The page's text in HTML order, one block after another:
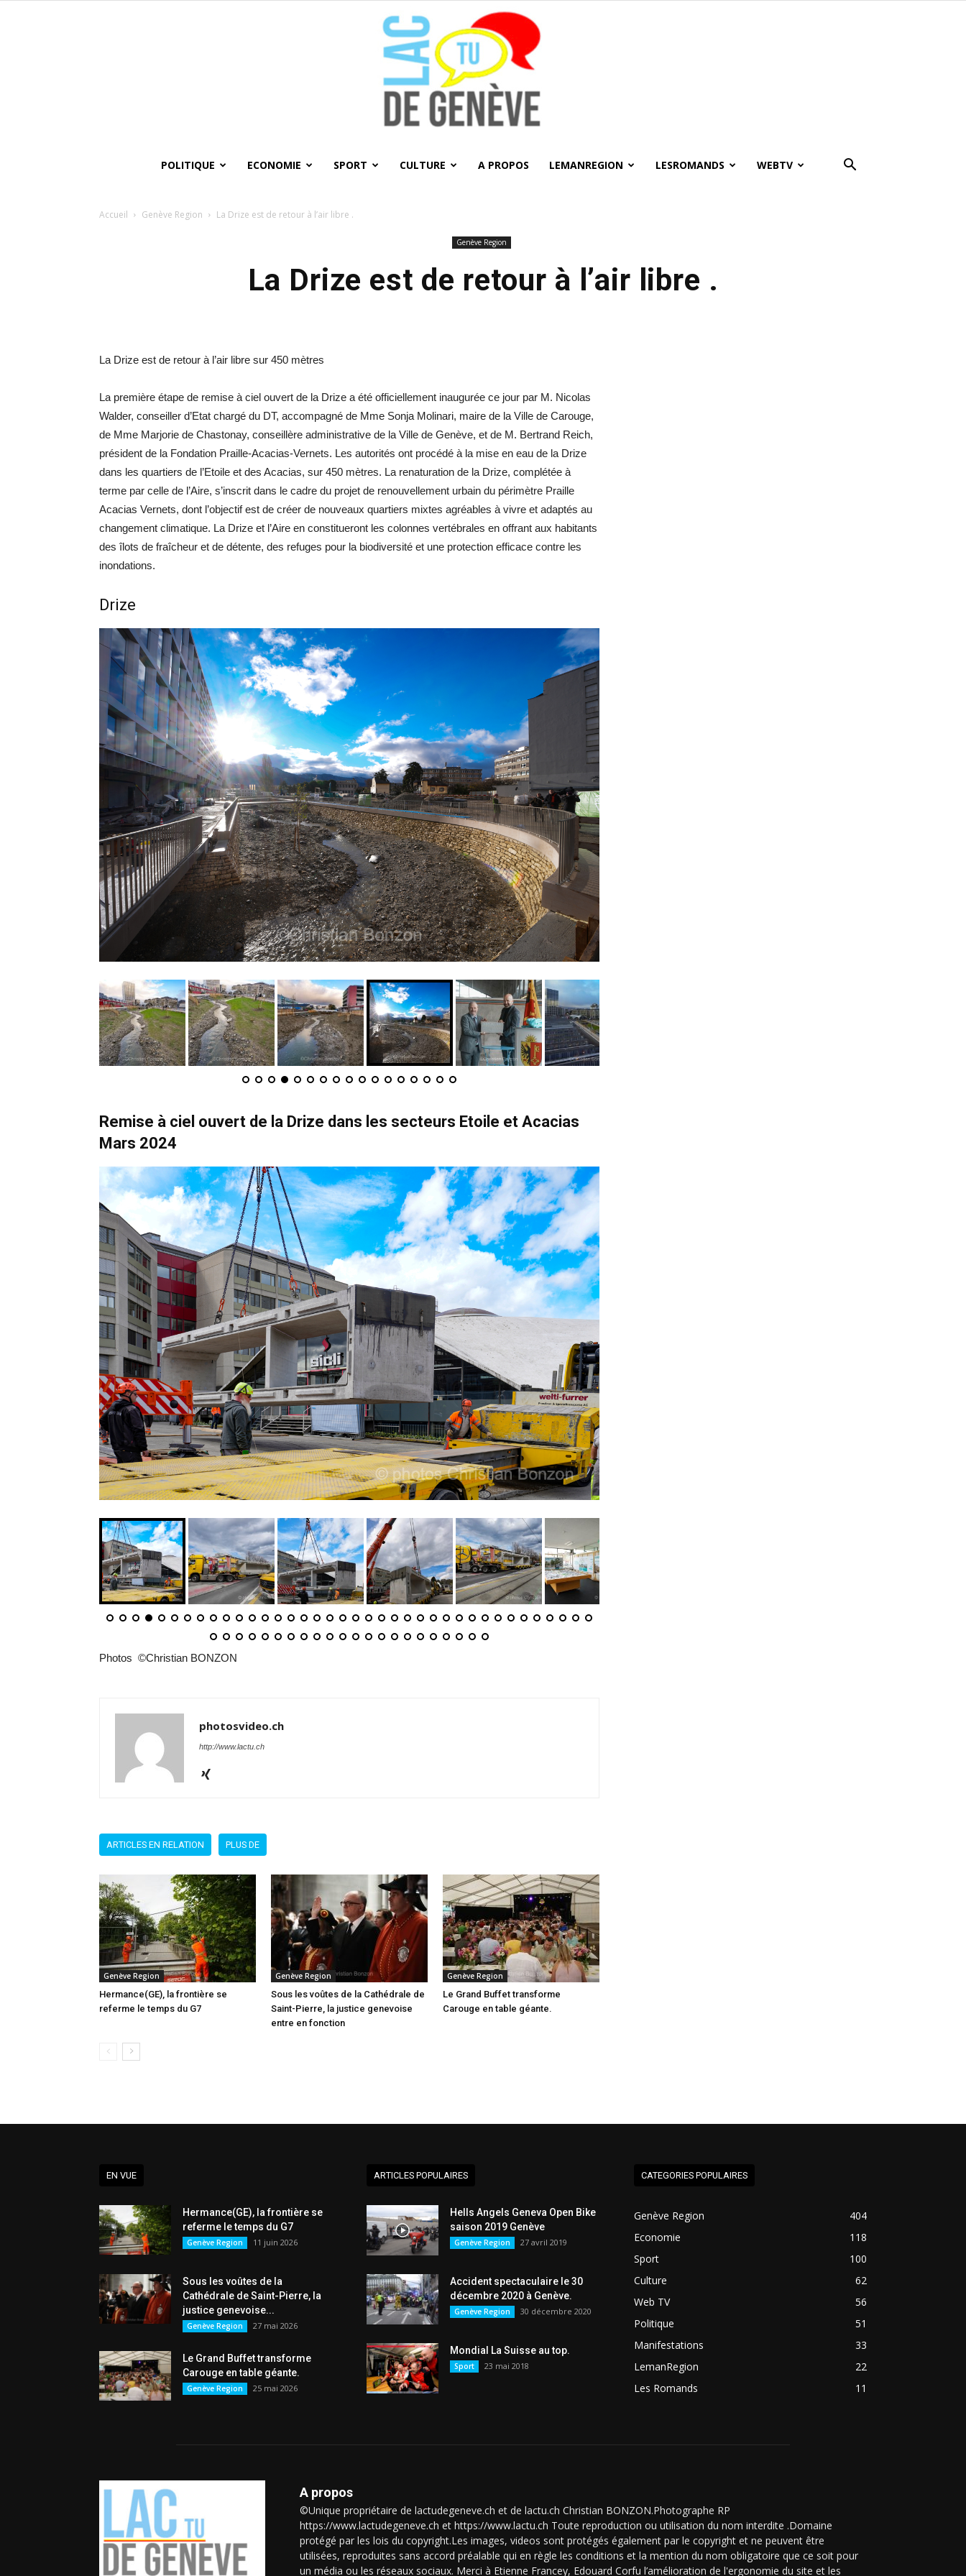
POLITIQUE ECONOMIE SPORT CULTURE A PROPOS LEMANREGION LESROMANDS WEBTV
Accueil Genève Region La Drize est de retour à l’air libre .
Genève Region
La Drize est de retour à l’air libre .
La Drize est de retour à l’air libre sur 450 mètres
La première étape de remise à ciel ouvert de la Drize a été officiellement inaugurée ce jour par M. Nicolas
Walder, conseiller d’Etat chargé du DT, accompagné de Mme Sonja Molinari, maire de la Ville de Carouge,
de Mme Marjorie de Chastonay, conseillère administrative de la Ville de Genève, et de M. Bertrand Reich,
président de la Fondation Praille-Acacias-Vernets. Les autorités ont procédé à la mise en eau de la Drize
dans les quartiers de l’Etoile et des Acacias, sur 450 mètres. La renaturation de la Drize, complétée à
terme par celle de l’Aire, s’inscrit dans le cadre du projet de renouvellement urbain du périmètre Praille
Acacias Vernets, dont l’objectif est de créer de nouveaux quartiers mixtes agréables à vivre et adaptés au
changement climatique. La Drize et l’Aire en constitueront les colonnes vertébrales en offrant aux habitants
des îlots de fraîcheur et de détente, des refuges pour la biodiversité et une protection efficace contre les
inondations.
Drize
Remise à ciel ouvert de la Drize dans les secteurs Etoile et Acacias
Mars 2024
Photos ©Christian BONZON
photosvideo.ch
http://www.lactu.ch
ARTICLES EN RELATION PLUS DE
Genève Region
Hermance(GE), la frontière se
referme le temps du G7
Genève Region
Sous les voûtes de la Cathédrale de
Saint-Pierre, la justice genevoise
entre en fonction
Genève Region
Le Grand Buffet transforme
Carouge en table géante.
EN VUE
Hermance(GE), la frontière se
referme le temps du G7
Genève Region 11 juin 2026
Sous les voûtes de la
Cathédrale de Saint-Pierre, la
justice genevoise...
Genève Region 27 mai 2026
Le Grand Buffet transforme
Carouge en table géante.
Genève Region 25 mai 2026
ARTICLES POPULAIRES
Hells Angels Geneva Open Bike
saison 2019 Genève
Genève Region 27 avril 2019
Accident spectaculaire le 30
décembre 2020 à Genève.
Genève Region 30 décembre 2020
Mondial La Suisse au top.
Sport 23 mai 2018
CATEGORIES POPULAIRES
Genève Region
404
Economie
118
Sport
100
Culture
62
Web TV
56
Politique
51
Manifestations
33
LemanRegion
22
Les Romands
11
A propos
©Unique propriétaire de lactudegeneve.ch et de lactu.ch Christian BONZON.Photographe RP
https://www.lactudegeneve.ch et https://www.lactu.ch Toute reproduction ou utilisation du nom interdite .Domaine
protégé par les lois du copyright.Les images, videos sont protégés également par le copyright et ne peuvent être
utilisées, reproduites sans accord préalable qui en règle les conditions et la mention du nom obligatoire que ce soit pour
un média ou les réseaux sociaux. Merci à Etienne Francey, Edouard Corfu l’amélioration de l'ergonomie du site et les